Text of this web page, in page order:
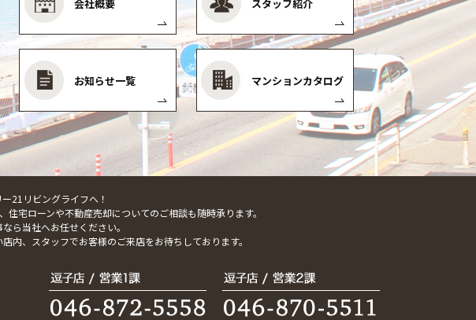
会社概要 スタッフ紹介
お知らせ一覧 マンションカタログ
21リビングライフへ！
宅ローンや不動産売却についてのご相談も随時承ります。
ら当社へお任せください。
内、スタッフでお客様のご来店をお待ちしております。